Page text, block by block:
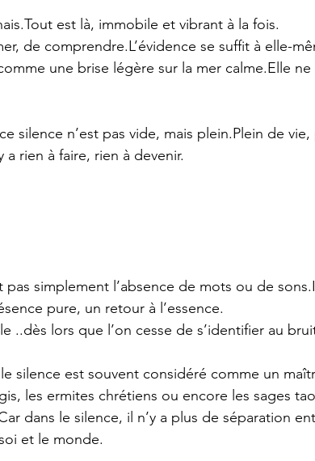
est là, immobile et vibrant à la fois.
de comprendre.L’évidence se suffit à elle-
une brise légère sur la mer calme.Elle ne
silence n’est pas vide, mais plein.Plein de
a rien à faire, rien à devenir.
pas simplement l’absence de mots ou de sons.Il
pure, un retour à l’essence.
..dès lors que l’on cesse de s’identifier au
silence est souvent considéré comme un
les ermites chrétiens ou encore les sages
dans le silence, il n’y a plus de séparation
et le monde.